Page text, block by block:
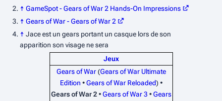
↑ GameSpot - Gears of War 2 Hands-On Impressions
↑ Gears of War -Gears of War 2
↑ Jace est un gears portant un casque lors de son
apparition son visage ne sera
Jeux
Gears of War(Gears of War Ultimate
Edition •Gears of War Reloaded) •
Gears of War 2•Gears of War 3 •Gears